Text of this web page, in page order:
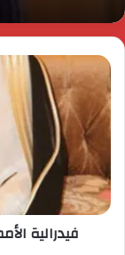
فيدرالية